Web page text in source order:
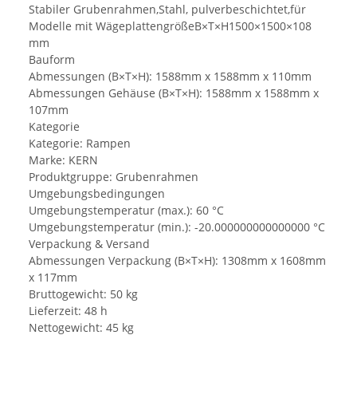
Stabiler Grubenrahmen,Stahl, pulverbeschichtet,für
Modelle mit WägeplattengrößeB×T×H1500×1500×108
mm
Bauform
Abmessungen (B×T×H): 1588mm x 1588mm x 110mm
Abmessungen Gehäuse (B×T×H): 1588mm x 1588mm x
107mm
Kategorie
Kategorie: Rampen
Marke: KERN
Produktgruppe: Grubenrahmen
Umgebungsbedingungen
Umgebungstemperatur (max.): 60 °C
Umgebungstemperatur (min.): -20.000000000000000 °C
Verpackung & Versand
Abmessungen Verpackung (B×T×H): 1308mm x 1608mm
x 117mm
Bruttogewicht: 50 kg
Lieferzeit: 48 h
Nettogewicht: 45 kg